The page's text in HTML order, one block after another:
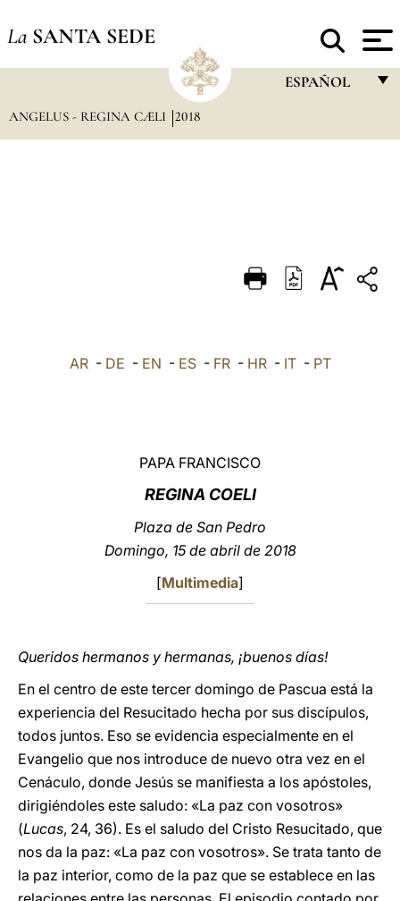
La SANTA SEDE
ESPAÑOL
DEUTSCH
العربيّة
ANGELUS - REGINA CÆLI 2018
AR- DE - EN - ES- FR- HR- IT- PT
PAPA FRANCISCO
REGINA COELI
Plaza de San Pedro
Domingo, 15 de abril de 2018
[Multimedia]
Queridos hermanos y hermanas, ¡buenos días!
En el centro de este tercer domingo de Pascua está la
experiencia del Resucitado hecha por sus discípulos,
todos juntos. Eso se evidencia especialmente en el
Evangelio que nos introduce de nuevo otra vez en el
Cenáculo, donde Jesús se manifiesta a los apóstoles,
dirigiéndoles este saludo: «La paz con vosotros»
(Lucas, 24, 36). Es el saludo del Cristo Resucitado, que
nos da la paz: «La paz con vosotros». Se trata tanto de
la paz interior, como de la paz que se establece en las